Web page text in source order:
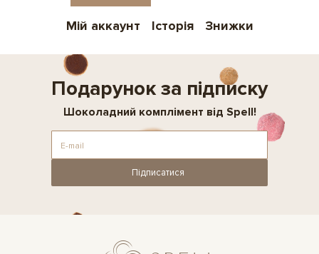
Мій аккаунт Історія Знижки
Подарунок за підписку
Шоколадний комплімент від Spell!
Підписатися